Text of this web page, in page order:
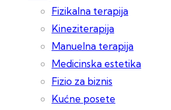
Fizikalna terapija
Kineziterapija
Manuelna terapija
Medicinska estetika
Fizio za biznis
Kućne posete